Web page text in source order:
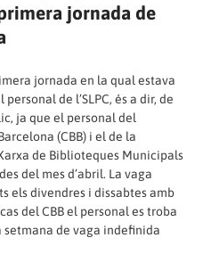
jornada de
jornada en la qual estava
de l’SLPC, és a dir, de
ja que el personal del
(CBB) i el de la
de Biblioteques Municipals
del mes d’abril. La vaga
els divendres i dissabtes amb
del CBB el personal es troba
de vaga indefinida